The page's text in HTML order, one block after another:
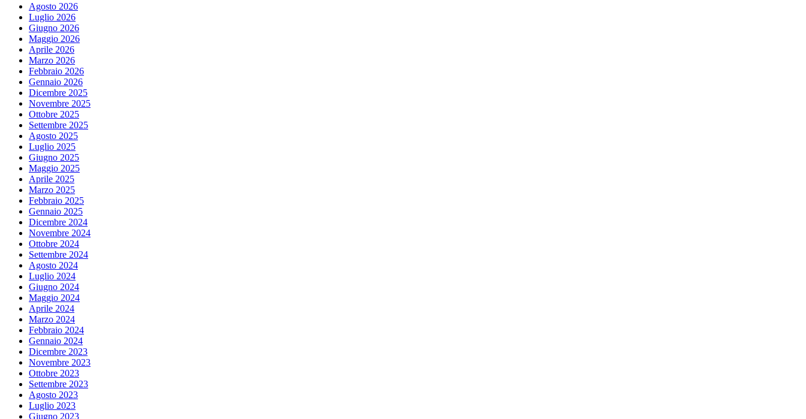
Agosto 2026
Luglio 2026
Giugno 2026
Maggio 2026
Aprile 2026
Marzo 2026
Febbraio 2026
Gennaio 2026
Dicembre 2025
Novembre 2025
Ottobre 2025
Settembre 2025
Agosto 2025
Luglio 2025
Giugno 2025
Maggio 2025
Aprile 2025
Marzo 2025
Febbraio 2025
Gennaio 2025
Dicembre 2024
Novembre 2024
Ottobre 2024
Settembre 2024
Agosto 2024
Luglio 2024
Giugno 2024
Maggio 2024
Aprile 2024
Marzo 2024
Febbraio 2024
Gennaio 2024
Dicembre 2023
Novembre 2023
Ottobre 2023
Settembre 2023
Agosto 2023
Luglio 2023
Giugno 2023